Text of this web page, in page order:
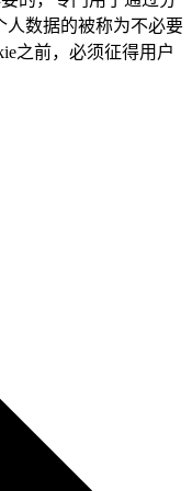
人数据的被称为不必要
之前，必须征得用户